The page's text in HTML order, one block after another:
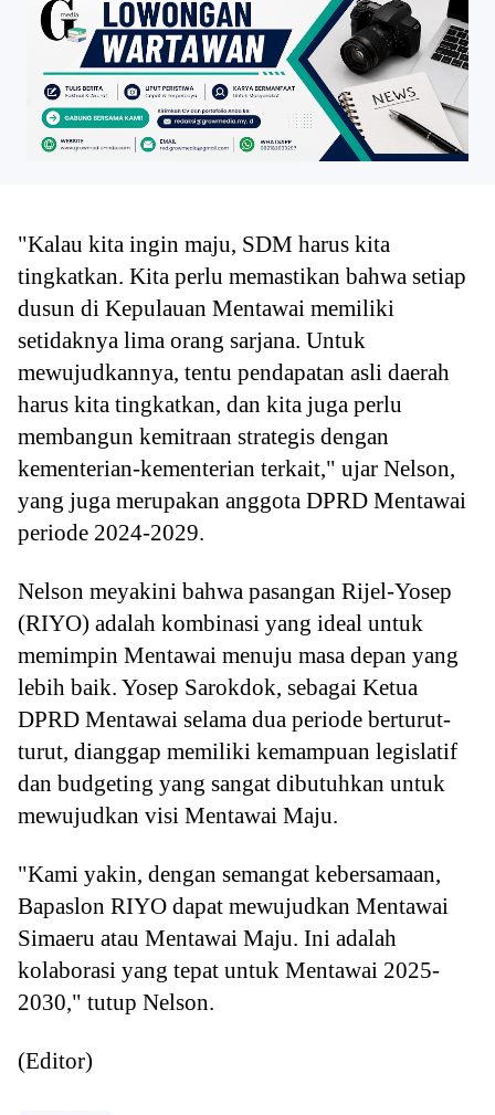
"Kalau kita ingin maju, SDM harus kita
tingkatkan. Kita perlu memastikan bahwa setiap
dusun di Kepulauan Mentawai memiliki
setidaknya lima orang sarjana. Untuk
mewujudkannya, tentu pendapatan asli daerah
harus kita tingkatkan, dan kita juga perlu
membangun kemitraan strategis dengan
kementerian-kementerian terkait," ujar Nelson,
yang juga merupakan anggota DPRD Mentawai
periode 2024-2029.
Nelson meyakini bahwa pasangan Rijel-Yosep
(RIYO) adalah kombinasi yang ideal untuk
memimpin Mentawai menuju masa depan yang
lebih baik. Yosep Sarokdok, sebagai Ketua
DPRD Mentawai selama dua periode berturut-
turut, dianggap memiliki kemampuan legislatif
dan budgeting yang sangat dibutuhkan untuk
mewujudkan visi Mentawai Maju.
"Kami yakin, dengan semangat kebersamaan,
Bapaslon RIYO dapat mewujudkan Mentawai
Simaeru atau Mentawai Maju. Ini adalah
kolaborasi yang tepat untuk Mentawai 2025-
2030," tutup Nelson.
(Editor)